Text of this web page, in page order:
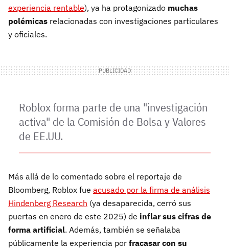
experiencia rentable), ya ha protagonizado muchas
polémicas relacionadas con investigaciones particulares
y oficiales.
Roblox forma parte de una "investigación
activa" de la Comisión de Bolsa y Valores
de EE.UU.
Más allá de lo comentado sobre el reportaje de
Bloomberg, Roblox fue acusado por la firma de análisis
Hindenberg Research (ya desaparecida, cerró sus
puertas en enero de este 2025) de inflar sus cifras de
forma artificial. Además, también se señalaba
públicamente la experiencia por fracasar con su